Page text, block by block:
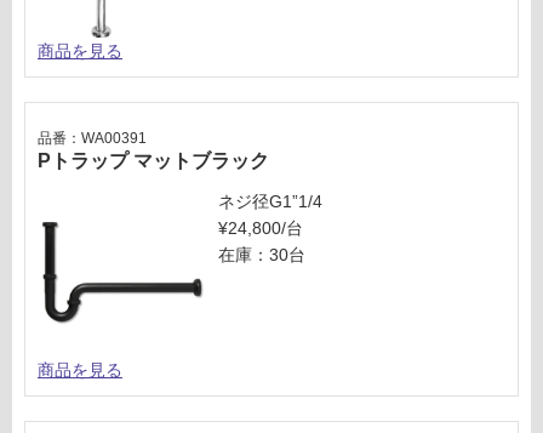
商品を見る
Pトラップ マットブラック
品番：WA00391
ネジ径G1”1/4
¥24,800/台
在庫：30台
商品を見る